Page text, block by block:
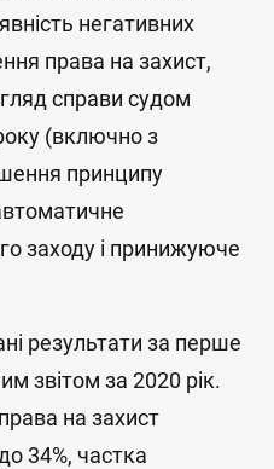
негативних
права на захист,
справи судом
(включно з
принципу
заходу і принижуюче
результати за перше
звітом за 2020 рік.
на захист
34%, частка